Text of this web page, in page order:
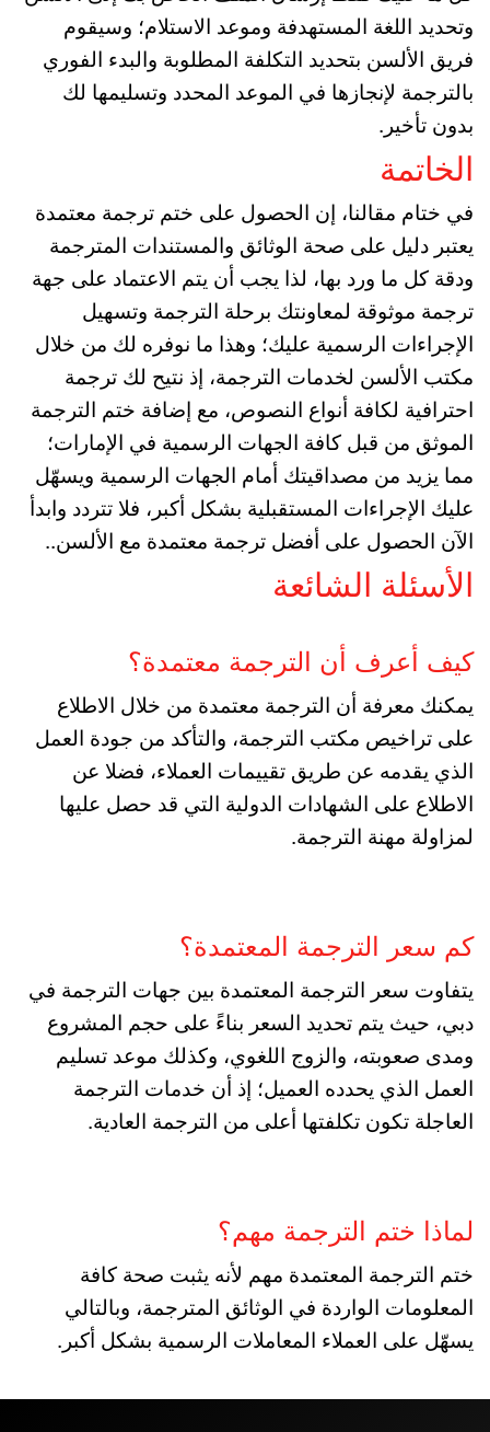
وتحديد اللغة المستهدفة وموعد الاستلام؛ وسيقوم
فريق الألسن بتحديد التكلفة المطلوبة والبدء الفوري
بالترجمة لإنجازها في الموعد المحدد وتسليمها لك
بدون تأخير.
الخاتمة
في ختام مقالنا، إن الحصول على ختم ترجمة معتمدة
يعتبر دليل على صحة الوثائق والمستندات المترجمة
ودقة كل ما ورد بها، لذا يجب أن يتم الاعتماد على جهة
ترجمة موثوقة لمعاونتك برحلة الترجمة وتسهيل
الإجراءات الرسمية عليك؛ وهذا ما نوفره لك من خلال
مكتب الألسن لخدمات الترجمة، إذ نتيح لك ترجمة
احترافية لكافة أنواع النصوص، مع إضافة ختم الترجمة
الموثق من قبل كافة الجهات الرسمية في الإمارات؛
مما يزيد من مصداقيتك أمام الجهات الرسمية ويسهّل
عليك الإجراءات المستقبلية بشكل أكبر، فلا تتردد وابدأ
الآن الحصول على أفضل ترجمة معتمدة مع الألسن..
الأسئلة الشائعة
كيف أعرف أن الترجمة معتمدة؟
يمكنك معرفة أن الترجمة معتمدة من خلال الاطلاع
على تراخيص مكتب الترجمة، والتأكد من جودة العمل
الذي يقدمه عن طريق تقييمات العملاء، فضلا عن
الاطلاع على الشهادات الدولية التي قد حصل عليها
لمزاولة مهنة الترجمة.
كم سعر الترجمة المعتمدة؟
يتفاوت سعر الترجمة المعتمدة بين جهات الترجمة في
دبي، حيث يتم تحديد السعر بناءً على حجم المشروع
ومدى صعوبته، والزوج اللغوي، وكذلك موعد تسليم
العمل الذي يحدده العميل؛ إذ أن خدمات الترجمة
العاجلة تكون تكلفتها أعلى من الترجمة العادية.
لماذا ختم الترجمة مهم؟
ختم الترجمة المعتمدة مهم لأنه يثبت صحة كافة
المعلومات الواردة في الوثائق المترجمة، وبالتالي
يسهّل على العملاء المعاملات الرسمية بشكل أكبر.